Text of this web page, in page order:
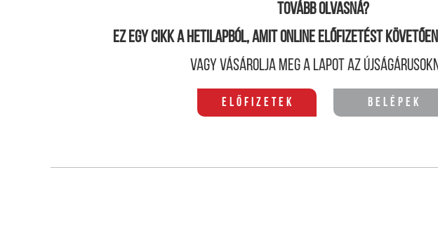
Tovább olvasná?
Ez egy cikk a hetilapból, amit online előfizetést
Vagy vásárolja meg a lapot az
Előfizetek Belépek